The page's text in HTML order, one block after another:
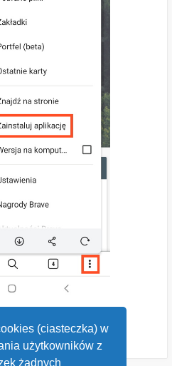
(ciasteczka) w
użytkowników z
żadnych